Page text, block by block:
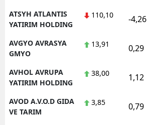
ATSYH ATLANTIS
YATIRIM HOLDING
110,10 -4,26
AVGYO AVRASYA
GMYO
13,91 0,29
AVHOL AVRUPA
YATIRIM HOLDING
38,00 1,12
AVOD A.V.O.D GIDA
VE TARIM
3,85 0,79